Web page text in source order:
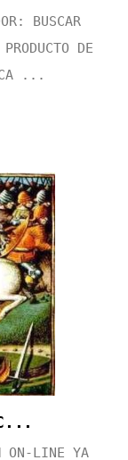
BUSCAR
DE
...
C...
ON-LINE YA